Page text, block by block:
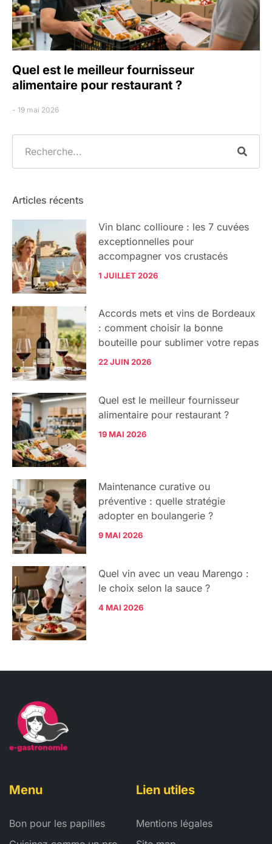
Quel est le meilleur fournisseur
alimentaire pour restaurant ?
19 mai 2026
Articles récents
Vin blanc collioure : les 7 cuvées
exceptionnelles pour
accompagner vos crustacés
1 JUILLET 2026
Accords mets et vins de Bordeaux
: comment choisir la bonne
bouteille pour sublimer votre repas
22 JUIN 2026
Quel est le meilleur fournisseur
alimentaire pour restaurant ?
19 MAI 2026
Maintenance curative ou
préventive : quelle stratégie
adopter en boulangerie ?
9 MAI 2026
Quel vin avec un veau Marengo :
le choix selon la sauce ?
4 MAI 2026
Menu
Bon pour les papilles
Lien utiles
Mentions légales